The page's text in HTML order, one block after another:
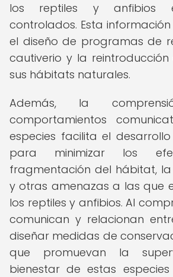
los reptiles y anfibios
controlados. Esta
el diseño de programas de
cautiverio y la reintroducción
sus hábitats naturales.
Además, la
comportamientos
especies facilita el
para minimizar los
fragmentación del hábitat,
y otras amenazas a las que
los reptiles y anfibios. Al
comunican y relacionan
diseñar medidas de
que promuevan la
bienestar de estas